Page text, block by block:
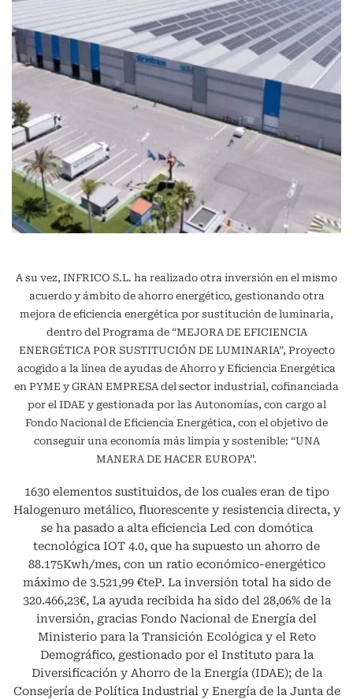
A su vez, INFRICO S.L. ha realizado otra inversión en el mismo
acuerdo y ámbito de ahorro energético, gestionando otra
mejora de eficiencia energética por sustitución de luminaria,
dentro del Programa de “MEJORA DE EFICIENCIA
ENERGÉTICA POR SUSTITUCIÓN DE LUMINARIA”, Proyecto
acogido a la línea de ayudas de Ahorro y Eficiencia Energética
en PYME y GRAN EMPRESA del sector industrial, cofinanciada
por el IDAE y gestionada por las Autonomías, con cargo al
Fondo Nacional de Eficiencia Energética, con el objetivo de
conseguir una economía más limpia y sostenible: “UNA
MANERA DE HACER EUROPA”.
1630 elementos sustituidos, de los cuales eran de tipo
Halogenuro metálico, fluorescente y resistencia directa, y
se ha pasado a alta eficiencia Led con domótica
tecnológica IOT 4.0, que ha supuesto un ahorro de
88.175Kwh/mes, con un ratio económico-energético
máximo de 3.521,99 €teP. La inversión total ha sido de
320.466,23€, La ayuda recibida ha sido del 28,06% de la
inversión, gracias Fondo Nacional de Energía del
Ministerio para la Transición Ecológica y el Reto
Demográfico, gestionado por el Instituto para la
Diversificación y Ahorro de la Energía (IDAE); de la
Consejería de Política Industrial y Energía de la Junta de